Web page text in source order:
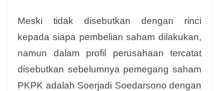
Meski tidak disebutkan dengan rinci
kepada siapa pembelian saham dilakukan,
namun dalam profil perusahaan tercatat
disebutkan sebelumnya pemegang saham
PKPK adalah Soerjadi Soedarsono dengan